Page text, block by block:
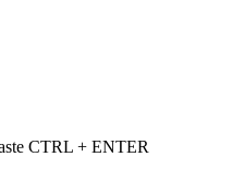
CTRL + ENTER